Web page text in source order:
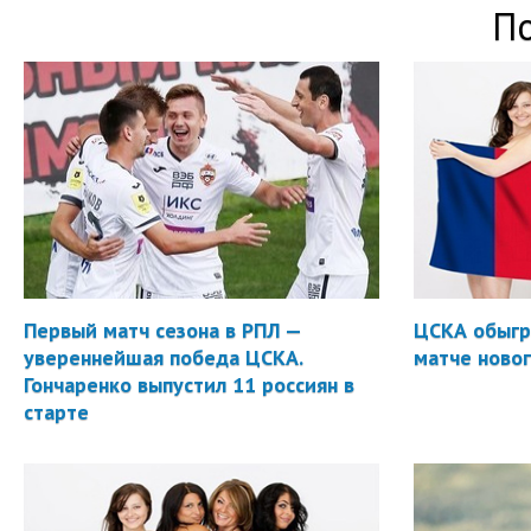
Первый матч сезона в РПЛ —
увереннейшая победа ЦСКА.
Гончаренко выпустил 11 россиян в
старте
ЦСКА
матче